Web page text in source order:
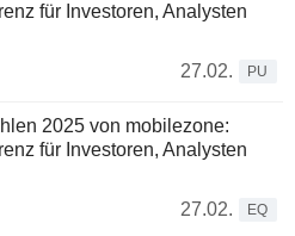
für Investoren, Analysten
27.02.
PU
2025 von mobilezone:
für Investoren, Analysten
27.02.
EQ